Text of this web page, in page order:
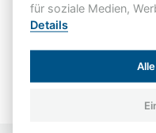
Halogenfrei
Harzart
Verstärkungsart
für soziale Medien,
Details